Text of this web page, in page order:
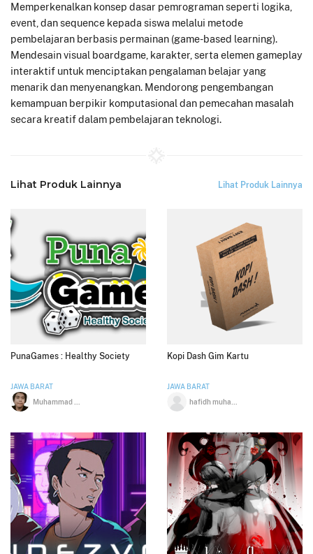
Memperkenalkan konsep dasar pemrograman seperti logika,
event, dan sequence kepada siswa melalui metode
pembelajaran berbasis permainan (game-based learning).
Mendesain visual boardgame, karakter, serta elemen gameplay
interaktif untuk menciptakan pengalaman belajar yang
menarik dan menyenangkan. Mendorong pengembangan
kemampuan berpikir komputasional dan pemecahan masalah
secara kreatif dalam pembelajaran teknologi.
Lihat Produk Lainnya Lihat Produk Lainnya
PunaGames : Healthy Society
JAWA BARAT
Kopi Dash Gim Kartu
JAWA BARAT